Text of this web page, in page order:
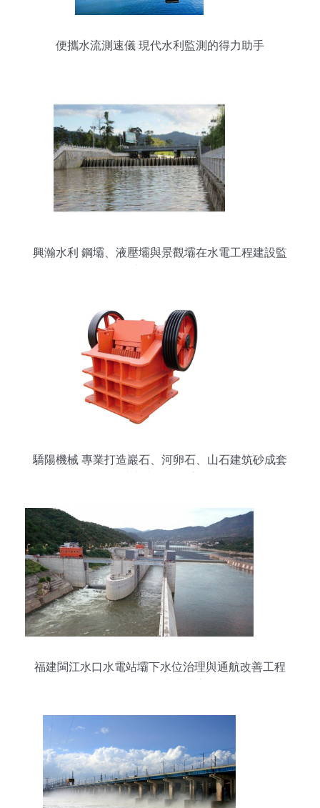
便攜水流測速儀 現代水利監測的得力助手
興瀚水利 鋼壩、液壓壩與景觀壩在水電工程建設監
驕陽機械 專業打造巖石、河卵石、山石建筑砂成套
福建閩江水口水電站壩下水位治理與通航改善工程